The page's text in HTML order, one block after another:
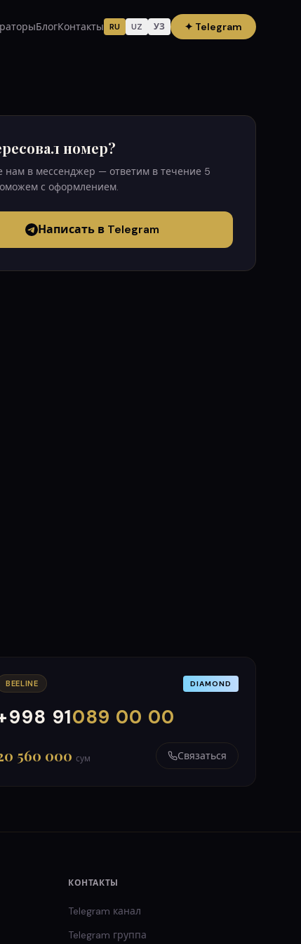
БлогКонтакты RU UZ УЗ ✦ Telegram
номер?
нам в мессенджер — ответим в течение 5
с оформлением.
Написать в Telegram
BEELINE DIAMOND
91089 00 00
000
999
560 000 сум Связаться
КОНТАКТЫ
Telegram канал
Telegram группа